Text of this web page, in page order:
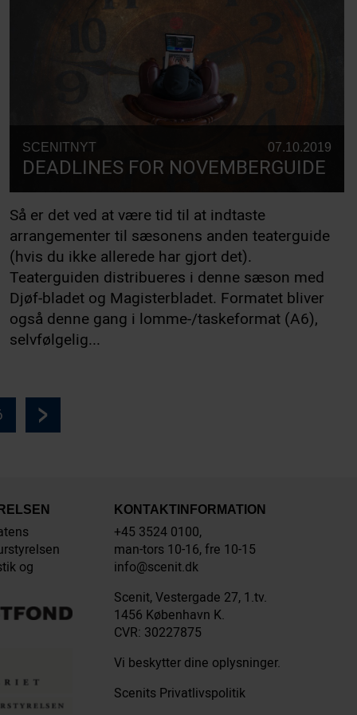
SCENITNYT 07.10.2019
DEADLINES FOR NOVEMBERGUIDE
Så er det ved at være tid til at indtaste
arrangementer til sæsonens anden teaterguide
(hvis du ikke allerede har gjort det).
Teaterguiden distribueres i denne sæson med
Djøf-bladet og Magisterbladet. Formatet bliver
også denne gang i lomme-/taskeformat (A6),
selvfølgelig...
og
KONTAKTINFORMATION
+45 3524 0100,
man-tors 10-16, fre 10-15
info@scenit.dk
Scenit, Vestergade 27, 1.tv.
1456 København K.
CVR: 30227875
Vi beskytter dine oplysninger.
Scenits Privatlivspolitik